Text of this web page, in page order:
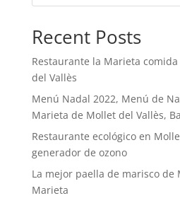
Recent Posts
Restaurante la Marieta
del Vallès
Menú Nadal 2022, Menú de
Marieta de Mollet del Vallès,
Restaurante ecológico en
generador de ozono
La mejor paella de marisco
Marieta